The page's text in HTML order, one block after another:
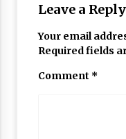
Leave a Reply
Your email
Required fields
Comment *